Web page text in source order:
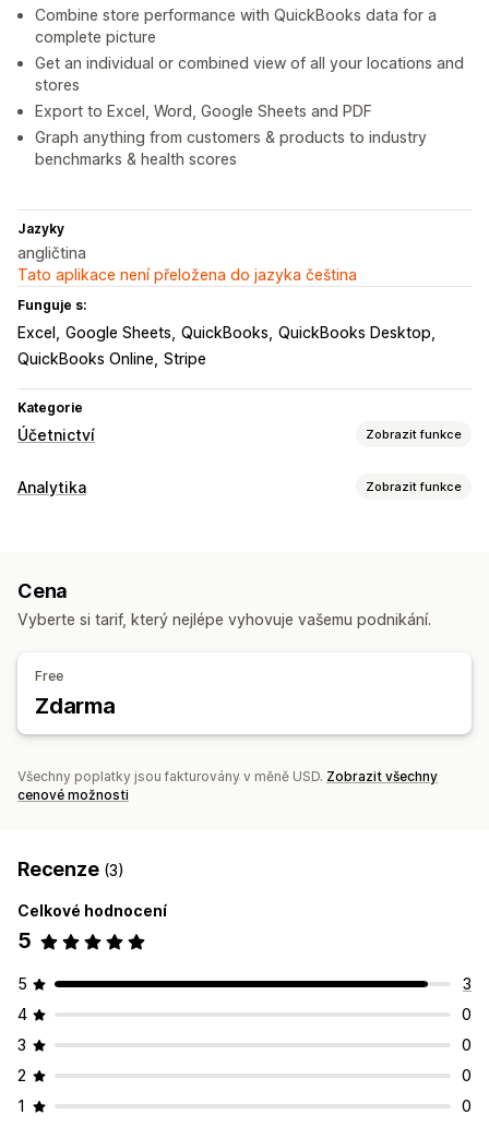
Combine store performance with QuickBooks data for a
complete picture
Get an individual or combined view of all your locations and
stores
Export to Excel, Word, Google Sheets and PDF
Graph anything from customers & products to industry
benchmarks & health scores
Jazyky
angličtina
Tato aplikace není přeložena do jazyka čeština
Funguje s:
Excel Google Sheets QuickBooks QuickBooks Desktop
QuickBooks Online Stripe
Kategorie
Účetnictví Zobrazit funkce
Finanční výkazy
Účty pohledávek
Automatizovaná synchronizace dat
Sladění bankovních výpisů s účetními záznamy
Analytika Zobrazit funkce
Vizuály a výkazy
Panel analytiky
Srovnávací testy Vlastní výkazy Export dat
Dodržování GDPR
Cena
Vyberte si tarif, který nejlépe vyhovuje vašemu podnikání.
Free
Zdarma
Všechny poplatky jsou fakturovány v měně USD. Zobrazit všechny
cenové možnosti
Recenze (3)
Celkové hodnocení
5
5
3
4
0
3
0
2
0
1
0